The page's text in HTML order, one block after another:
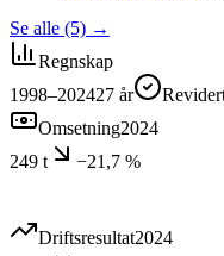
Se alle (5) →
Regnskap
1998–202427 år
Omsetning2024
249 t
−21,7 %
Driftsresultat2024